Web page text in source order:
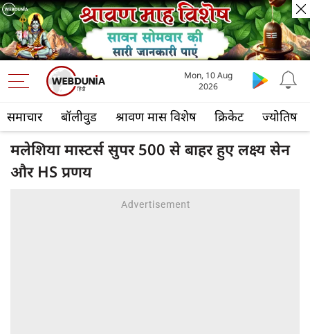
समाचार बॉलीवुड श्रावण मास विशेष क्रिकेट ज्योतिष
Mon, 10 Aug
2026
मलेशिया मास्टर्स सुपर 500 से बाहर हुए लक्ष्य सेन
और HS प्रणय